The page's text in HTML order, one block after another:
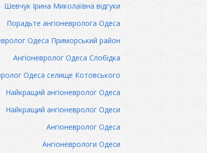
Шевчук Ірина Миколаївна відгуки
Порадьте ангіоневролога Одеса
Одеса Приморський район
Ангіоневролог Одеса Слобідка
Одеса селище Котовського
Найкращий ангіоневролог Одеса
Найкращий ангіоневролог Одеси
Ангіоневролог Одеса
Ангіоневрологи Одеси